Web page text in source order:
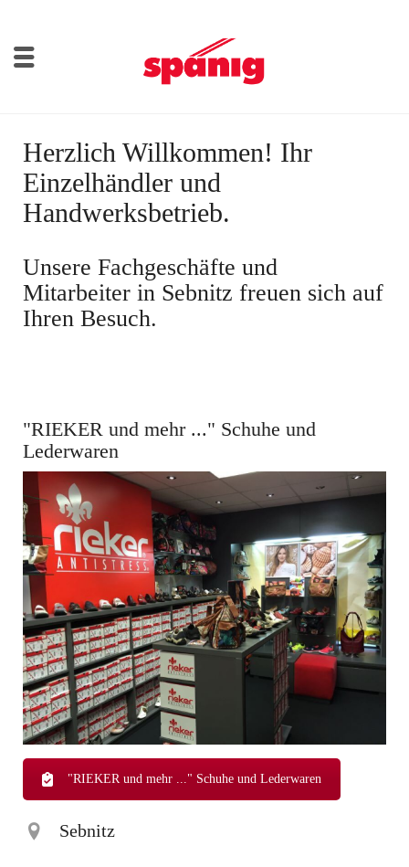
Herzlich Willkommen! Ihr
Einzelhändler und
Handwerksbetrieb.
Unsere Fachgeschäfte und
Mitarbeiter in Sebnitz freuen sich auf
Ihren Besuch.
"RIEKER und mehr ..." Schuhe und
Lederwaren
"RIEKER und mehr ..." Schuhe und Lederwaren
Sebnitz